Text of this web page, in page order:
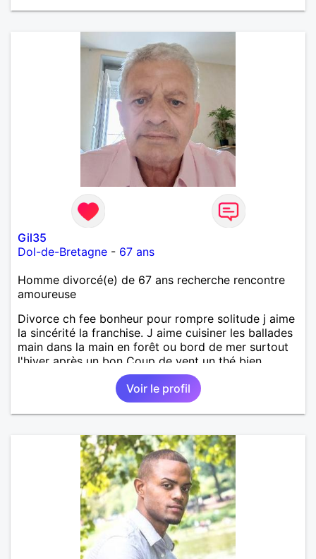
Gil35
Dol-de-Bretagne - 67 ans
Homme divorcé(e) de 67 ans recherche rencontre
amoureuse
Divorce ch fee bonheur pour rompre solitude j aime
la sincérité la franchise. J aime cuisiner les ballades
main dans la main en forêt ou bord de mer surtout
l'hiver après un bon Coup de vent un thé bien
chaud.pour le reste a découvrir
Voir le profil